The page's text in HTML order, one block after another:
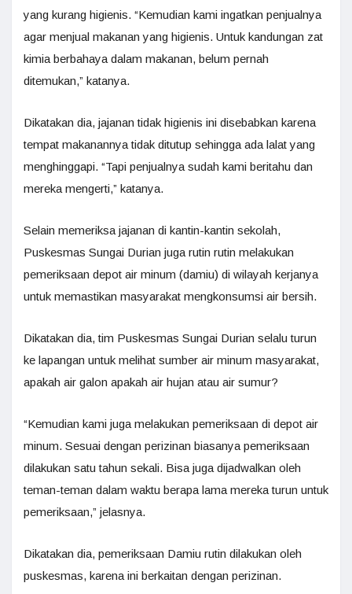
yang kurang higienis. “Kemudian kami ingatkan penjualnya
agar menjual makanan yang higienis. Untuk kandungan zat
kimia berbahaya dalam makanan, belum pernah
ditemukan,” katanya.
Dikatakan dia, jajanan tidak higienis ini disebabkan karena
tempat makanannya tidak ditutup sehingga ada lalat yang
menghinggapi. “Tapi penjualnya sudah kami beritahu dan
mereka mengerti,” katanya.
Selain memeriksa jajanan di kantin-kantin sekolah,
Puskesmas Sungai Durian juga rutin rutin melakukan
pemeriksaan depot air minum (damiu) di wilayah kerjanya
untuk memastikan masyarakat mengkonsumsi air bersih.
Dikatakan dia, tim Puskesmas Sungai Durian selalu turun
ke lapangan untuk melihat sumber air minum masyarakat,
apakah air galon apakah air hujan atau air sumur?
“Kemudian kami juga melakukan pemeriksaan di depot air
minum. Sesuai dengan perizinan biasanya pemeriksaan
dilakukan satu tahun sekali. Bisa juga dijadwalkan oleh
teman-teman dalam waktu berapa lama mereka turun untuk
pemeriksaan,” jelasnya.
Dikatakan dia, pemeriksaan Damiu rutin dilakukan oleh
puskesmas, karena ini berkaitan dengan perizinan.